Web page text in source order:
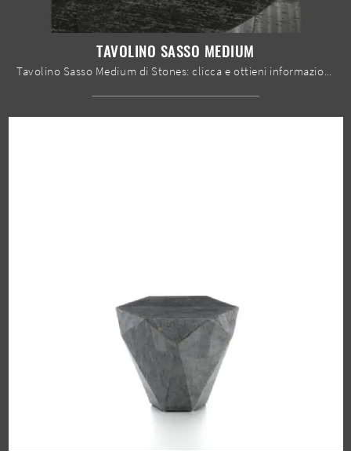
TAVOLINO SASSO MEDIUM
Tavolino Sasso Medium di Stones: clicca e ottieni informazioni sui Complementi e tavolini design in pietra del rinomato marchio!